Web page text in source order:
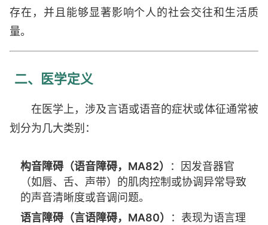
存在，并且能够显著影响个人的社会交往和生活质
量。
二、医学定义
在医学上，涉及言语或语音的症状或体征通常被
划分为几大类别：
构音障碍（语音障碍，MA82）
：因发音器官
（如唇、舌、声带）的肌肉控制或协调异常导致
的声音清晰度或音调问题。
语言障碍（言语障碍，MA80）
：表现为语言理